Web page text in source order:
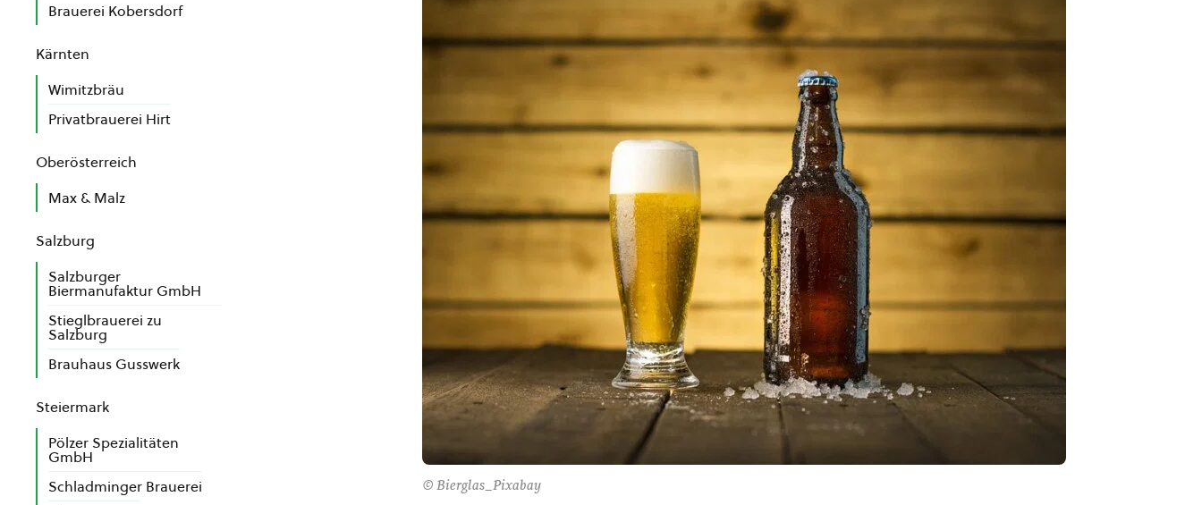
© Bierglas_Pixabay
Brauerei Kobersdorf
Kärnten
Wimitzbräu
Privatbrauerei Hirt
Oberösterreich
Max & Malz
Salzburg
Salzburger
Biermanufaktur GmbH
Stieglbrauerei zu
Salzburg
Brauhaus Gusswerk
Steiermark
Pölzer Spezialitäten
GmbH
Schladminger Brauerei